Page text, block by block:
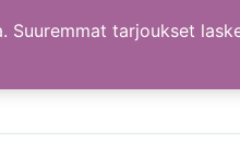
tarjoukset